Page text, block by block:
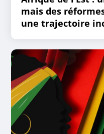
mais des
une trajectoire